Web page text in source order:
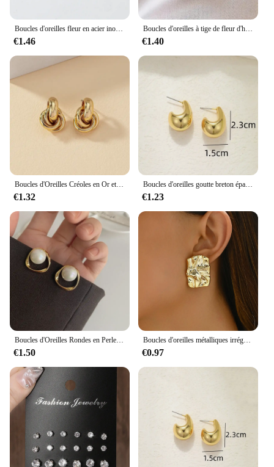
Boucles d'oreilles fleur en acier inoxydable pour femmes, carnaval de voyage en plein air, cadeaux de festival, mode, 2 pièces
€1.46
Boucles d'oreilles à tige de fleur d'hibiscus pour femmes et filles, glaçure goutte, Ins français, mode vintage, mariage coréen, cadeaux de bijoux romantiques, 2024
€1.40
Boucles d'Oreilles Créoles en Or et Argent pour Femme, Bijoux à Nministériels d, Plaqué Brcorporelle, à la Mode, en Forme de Carillon, Torsadé, Mignon, 03/Wear
€1.32
Boucles d'oreilles goutte breton épaisses vintage pour femmes, plaqué or, acier inoxydable optique, boucle d'oreille larme, bijoux de déclaration de mariage, cadeaux
€1.23
€1.50
Boucles d'oreilles métalliques irrégulières géométriques pliables pour femmes, style minimaliste, bijoux de personnalité, cadeau de bijoux de carillon, document, 2024
€0.97